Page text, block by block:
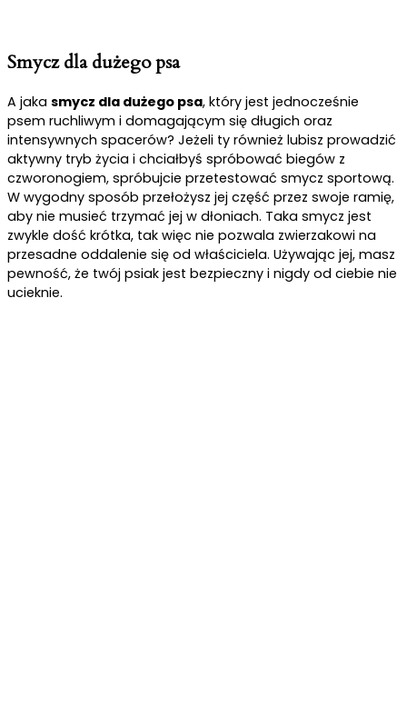
Smycz dla dużego psa
A jaka smycz dla dużego psa, który jest jednocześnie
psem ruchliwym i domagającym się długich oraz
intensywnych spacerów? Jeżeli ty również lubisz prowadzić
aktywny tryb życia i chciałbyś spróbować biegów z
czworonogiem, spróbujcie przetestować smycz sportową.
W wygodny sposób przełożysz jej część przez swoje ramię,
aby nie musieć trzymać jej w dłoniach. Taka smycz jest
zwykle dość krótka, tak więc nie pozwala zwierzakowi na
przesadne oddalenie się od właściciela. Używając jej, masz
pewność, że twój psiak jest bezpieczny i nigdy od ciebie nie
ucieknie.